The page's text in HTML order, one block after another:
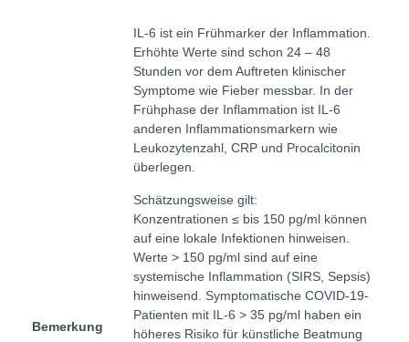
Bemerkung
IL-6 ist ein Frühmarker der Inflammation.
Erhöhte Werte sind schon 24 – 48
Stunden vor dem Auftreten klinischer
Symptome wie Fieber messbar. In der
Frühphase der Inflammation ist IL-6
anderen Inflammationsmarkern wie
Leukozytenzahl, CRP und Procalcitonin
überlegen.
Schätzungsweise gilt:
Konzentrationen ≤ bis 150 pg/ml können
auf eine lokale Infektionen hinweisen.
Werte > 150 pg/ml sind auf eine
systemische Inflammation (SIRS, Sepsis)
hinweisend. Symptomatische COVID-19-
Patienten mit IL-6 > 35 pg/ml haben ein
höheres Risiko für künstliche Beatmung